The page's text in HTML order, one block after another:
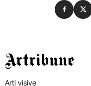
Artribune
Arti visive